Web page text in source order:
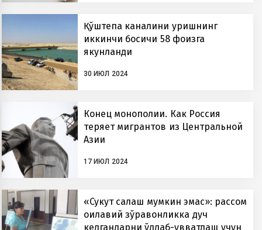
Қўштепа каналини қуришнинг
иккинчи босқичи 58 фоизга
якунланди
30 ИЮЛ 2024
Конец монополии. Как Россия
теряет мигрантов из Центральной
Азии
17 ИЮЛ 2024
«Сукут сақлаш мумкин эмас»: рассом
оилавий зўравонликка дуч
келганларни қўллаб-қувватлаш учун